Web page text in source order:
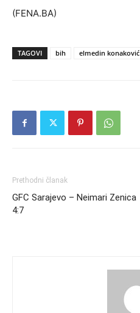
(FENA.BA)
TAGOVI bih elmedin konaković
Prethodni članak
GFC Sarajevo – Neimari Zenica
4:7